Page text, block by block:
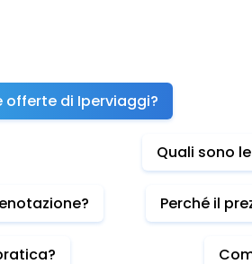
di Iperviaggi?
Quali sono
Perché il